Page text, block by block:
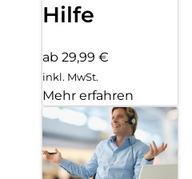
Hilfe
ab 29,99 €
inkl. MwSt.
Mehr erfahren